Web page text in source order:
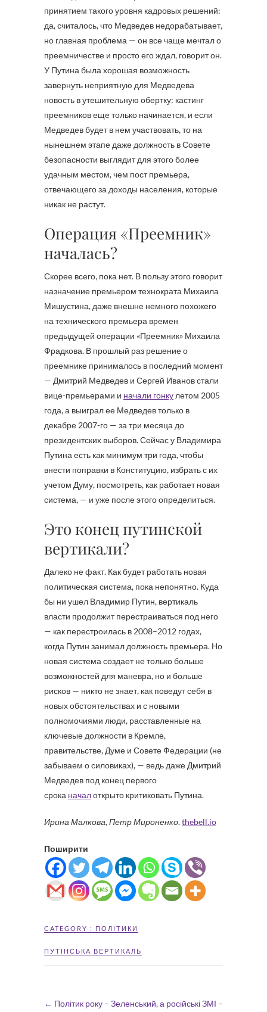
принятием такого уровня кадровых решений:
да, считалось, что Медведев недорабатывает,
но главная проблема — он все чаще мечтал о
преемничестве и просто его ждал, говорит он.
У Путина была хорошая возможность
завернуть неприятную для Медведева
новость в утешительную обертку: кастинг
преемников еще только начинается, и если
Медведев будет в нем участвовать, то на
нынешнем этапе даже должность в Совете
безопасности выглядит для этого более
удачным местом, чем пост премьера,
отвечающего за доходы населения, которые
никак не растут.
Операция «Преемник»
началась?
Скорее всего, пока нет. В пользу этого говорит
назначение премьером технократа Михаила
Мишустина, даже внешне немного похожего
на технического премьера времен
предыдущей операции «Преемник» Михаила
Фрадкова. В прошлый раз решение о
преемнике принималось в последний момент
— Дмитрий Медведев и Сергей Иванов стали
вице-премьерами и начали гонку летом 2005
года, а выиграл ее Медведев только в
декабре 2007-го — за три месяца до
президентских выборов. Сейчас у Владимира
Путина есть как минимум три года, чтобы
внести поправки в Конституцию, избрать с их
учетом Думу, посмотреть, как работает новая
система, — и уже после этого определиться.
Это конец путинской
вертикали?
Далеко не факт. Как будет работать новая
политическая система, пока непонятно. Куда
бы ни ушел Владимир Путин, вертикаль
власти продолжит перестраиваться под него
— как перестроилась в 2008–2012 годах,
когда Путин занимал должность премьера. Но
новая система создает не только больше
возможностей для маневра, но и больше
рисков — никто не знает, как поведут себя в
новых обстоятельствах и с новыми
полномочиями люди, расставленные на
ключевые должности в Кремле,
правительстве, Думе и Совете Федерации (не
забываем о силовиках), — ведь даже Дмитрий
Медведев под конец первого
срока началоткрыто критиковать Путина.
Ирина Малкова, Петр Мироненко.thebell.io
Поширити
CATEGORY : ПОЛІТИКИ
ПУТІНСЬКА ВЕРТИКАЛЬ
← Політик року – Зеленський, а російські ЗМІ –